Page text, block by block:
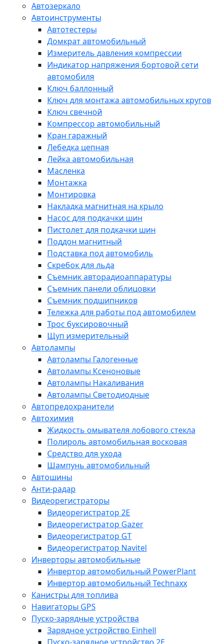
Автозеркало
Автоинструменты
Автотестеры
Домкрат автомобильный
Измеритель давления компрессии
Индикатор напряжения бортовой сети
автомобиля
Ключ баллонный
Ключ для монтажа автомобильных кругов
Ключ свечной
Компрессор автомобильный
Кран гаражный
Лебедка цепная
Лейка автомобильная
Масленка
Монтажка
Монтировка
Накладка магнитная на крыло
Насос для подкачки шин
Пистолет для подкачки шин
Поддон магнитный
Подставка под автомобиль
Скребок для льда
Съемник авторадиоаппаратуры
Съемник панели облицовки
Съемник подшипников
Тележка для работы под автомобилем
Трос буксировочный
Щуп измерительный
Автолампы
Автолампы Галогенные
Автолампы Ксеноновые
Автолампы Накаливания
Автолампы Светодиодные
Автопредохранители
Автохимия
Жидкость омывателя лобового стекла
Полироль автомобильная восковая
Средство для ухода
Шампунь автомобильный
Автошины
Анти-радар
Видеорегистраторы
Видеорегистратор 2E
Видеорегистратор Gazer
Видеорегистратор GT
Видеорегистратор Navitel
Инверторы автомобильные
Инвертор автомобильный PowerPlant
Инвертор автомобильный Technaxx
Канистры для топлива
Навигаторы GPS
Пуско-зарядные устройства
Зарядное устройство Einhell